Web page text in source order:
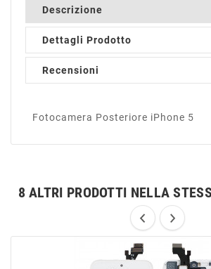
Descrizione
Dettagli Prodotto
Recensioni
Fotocamera Posteriore iPhone 5
8 ALTRI PRODOTTI NELLA